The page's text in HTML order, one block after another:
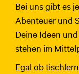
Bei uns gibt es
Abenteuer und
Deine Ideen
stehen im
Egal ob